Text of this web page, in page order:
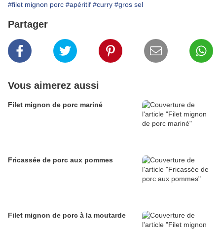
#filet mignon porc #apéritif #curry #gros sel
Partager
Vous aimerez aussi
Filet mignon de porc mariné
Fricassée de porc aux pommes
Filet mignon de porc à la moutarde